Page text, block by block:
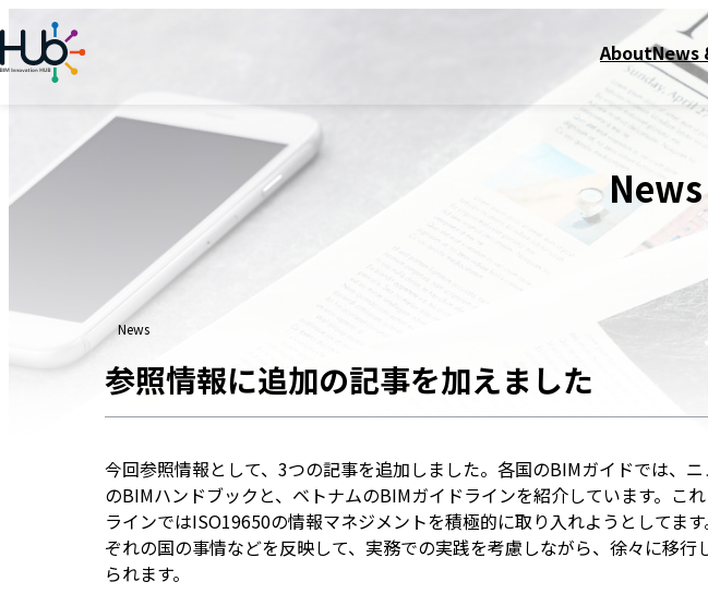
容
を
AboutNews
News
参照情報に追加の記事を加えました
今回参照情報として、3つの記事を追加しました。各国のBIMガイドでは、
のBIMハンドブックと、ベトナムのBIMガイドラインを紹介しています。こ
ラインではISO19650の情報マネジメントを積極的に取り入れようとしてま
ぞれの国の事情などを反映して、実務での実践を考慮しながら、徐々に移行
られます。